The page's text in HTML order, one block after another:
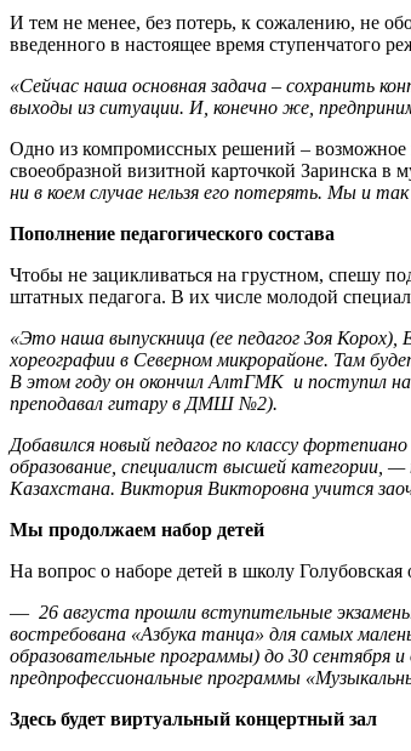
И тем не менее, без потерь, к сожалению, не
введенного в настоящее время ступенчатого
«Сейчас наша основная задача – сохранить
выходы из ситуации. И, конечно же,
Одно из компромиссных решений – возможное
своеобразной визитной карточкой Заринска в
ни в коем случае нельзя его потерять. Мы и
Пополнение педагогического состава
Чтобы не зацикливаться на грустном, спешу
штатных педагога. В их числе молодой
«Это наша выпускница (ее педагог Зоя
хореографии в Северном микрорайоне. Там
В этом году он окончил АлтГМК и поступил
преподавал гитару в ДМШ №2).
Добавился новый педагог по классу
образование, специалист высшей категории,
Казахстана. Виктория Викторовна учится
Мы продолжаем набор детей
На вопрос о наборе детей в школу Голубовская
— 26 августа прошли вступительные
востребована «Азбука танца» для самых
образовательные программы) до 30 сентября
предпрофессиональные программы
Здесь будет виртуальный концертный зал